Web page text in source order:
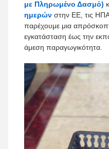
με Πληρωμένο Δασμό)
ημερών στην ΕΕ, τις
παρέχουμε μια
εγκατάσταση έως την
άμεση παραγωγικότητα.